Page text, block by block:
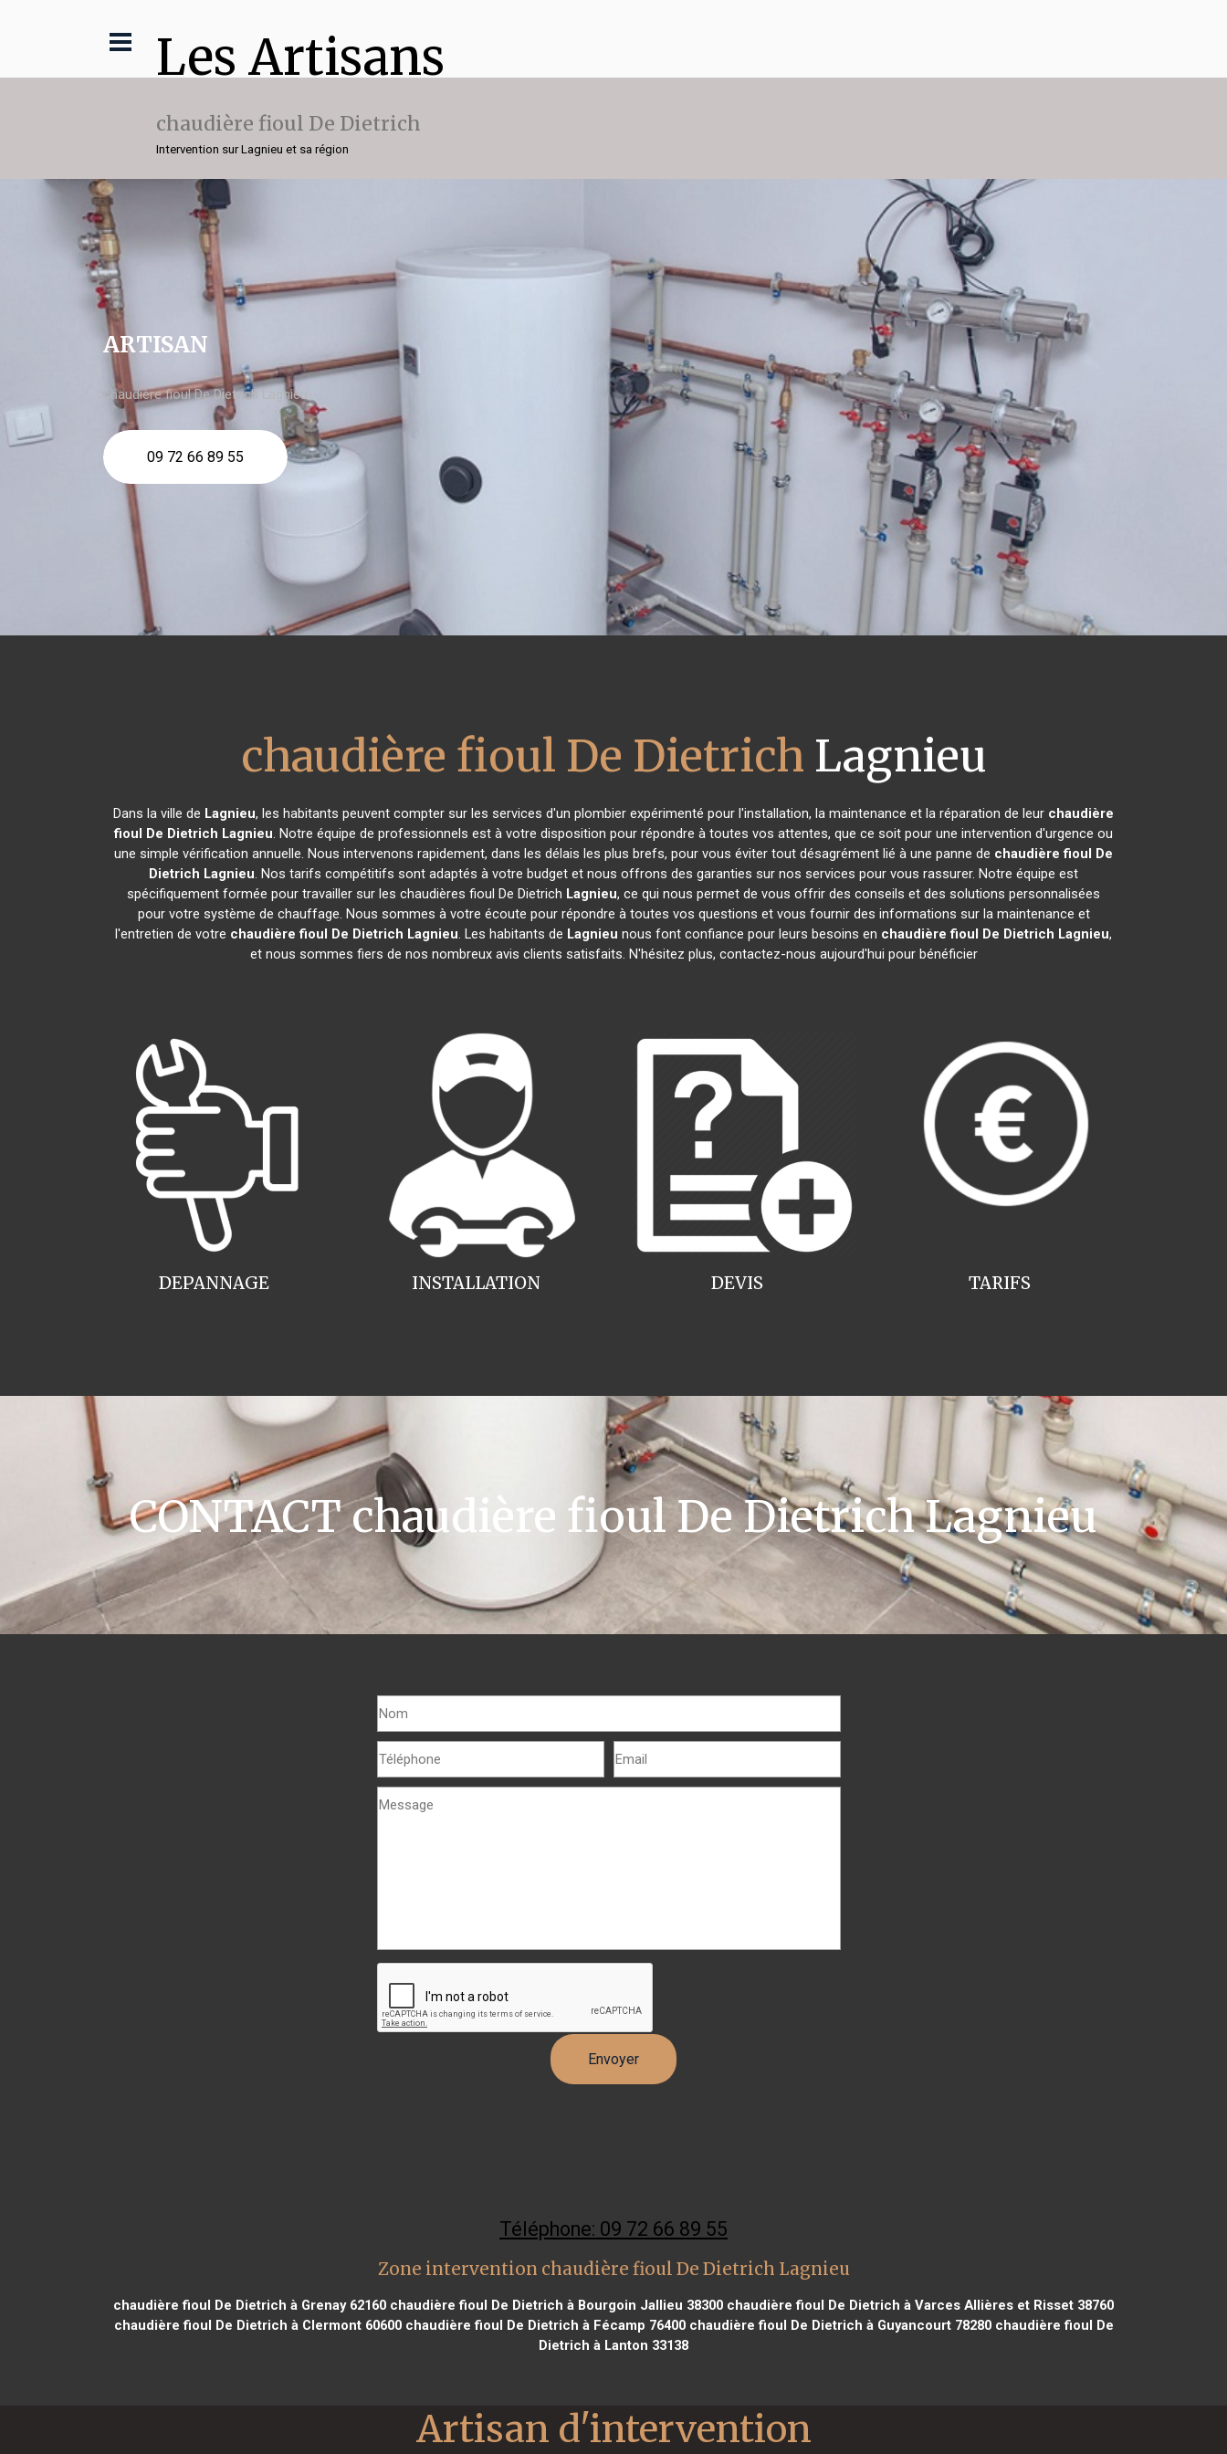
Les Artisans
chaudière fioul De Dietrich
Intervention sur Lagnieu et sa région
ARTISAN
chaudière fioul De Dietrich Lagnieu
09 72 66 89 55
chaudière fioul De Dietrich Lagnieu
Dans la ville de Lagnieu, les habitants peuvent compter sur les services d'un plombier expérimenté pour l'installation, la maintenance et la réparation de leur chaudière
fioul De Dietrich Lagnieu. Notre équipe de professionnels est à votre disposition pour répondre à toutes vos attentes, que ce soit pour une intervention d'urgence ou
une simple vérification annuelle. Nous intervenons rapidement, dans les délais les plus brefs, pour vous éviter tout désagrément lié à une panne de chaudière fioul De
Dietrich Lagnieu. Nos tarifs compétitifs sont adaptés à votre budget et nous offrons des garanties sur nos services pour vous rassurer. Notre équipe est
spécifiquement formée pour travailler sur les chaudières fioul De Dietrich Lagnieu, ce qui nous permet de vous offrir des conseils et des solutions personnalisées
pour votre système de chauffage. Nous sommes à votre écoute pour répondre à toutes vos questions et vous fournir des informations sur la maintenance et
l'entretien de votre chaudière fioul De Dietrich Lagnieu. Les habitants de Lagnieu nous font confiance pour leurs besoins en chaudière fioul De Dietrich Lagnieu,
et nous sommes fiers de nos nombreux avis clients satisfaits. N'hésitez plus, contactez-nous aujourd'hui pour bénéficier
INSTALLATION
DEPANNAGE TARIFS
DEVIS
CONTACT chaudière fioul De Dietrich Lagnieu
Téléphone: 09 72 66 89 55
Zone intervention chaudière fioul De Dietrich Lagnieu
chaudière fioul De Dietrich à Grenay 62160 chaudière fioul De Dietrich à Bourgoin Jallieu 38300 chaudière fioul De Dietrich à Varces Allières et Risset 38760
chaudière fioul De Dietrich à Clermont 60600chaudière fioul De Dietrich à Fécamp 76400chaudière fioul De Dietrich à Guyancourt 78280chaudière fioul De
Dietrich à Lanton 33138
Artisan d'intervention